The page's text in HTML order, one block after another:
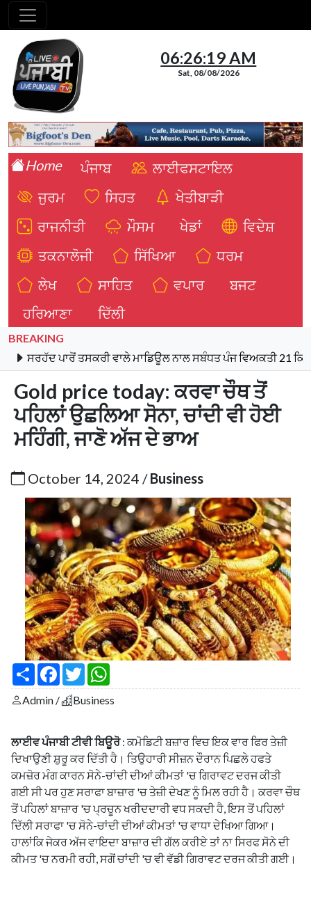
06:26:20 AM
Sat, 08/08/2026
Home ਪੰਜਾਬ
ਲਾਈਫਸਟਾਇਲ
ਜੁਰਮ
ਸਿਹਤ
ਖੇਤੀਬਾੜੀ
ਰਾਜਨੀਤੀ
ਮੌਸਮ ਖੇਡਾਂ
ਵਿਦੇਸ਼
ਤਕਨਾਲੋਜੀ
ਸਿੱਖਿਆ
ਧਰਮ
ਲੇਖ
ਸਾਹਿਤ ਵਪਾਰ
ਬਜਟ
ਹਰਿਆਣਾ
ਦਿੱਲੀ
BREAKING
ਪਾਰੋਂ ਤਸਕਰੀ ਵਾਲੇ ਮਾਡਿਊਲ ਨਾਲ ਸਬੰਧਤ ਪੰਜ ਵਿਅਕਤੀ 21 ਕਿਲੋ
Gold price today: ਕਰਵਾ ਚੌਥ ਤੋਂ
ਪਹਿਲਾਂ ਉਛਲਿਆ ਸੋਨਾ, ਚਾਂਦੀ ਵੀ ਹੋਈ
ਮਹਿੰਗੀ, ਜਾਣੋ ਅੱਜ ਦੇ ਭਾਅ
October 14, 2024 /Business
S
a
r
F
c
e
o
k
T
w
i
t
r
a
t
p
p
Admin / Business
ਲਾਈਵ ਪੰਜਾਬੀ ਟੀਵੀ ਬਿਊਰੋ: ਕਮੋਡਿਟੀ ਬਜ਼ਾਰ ਵਿਚ ਇਕ ਵਾਰ ਫਿਰ ਤੇਜ਼ੀ
ਦਿਖਾਉਣੀ ਸ਼ੁਰੂ ਕਰ ਦਿੱਤੀ ਹੈ। ਤਿਉਹਾਰੀ ਸੀਜ਼ਨ ਦੌਰਾਨ ਪਿਛਲੇ ਹਫਤੇ
ਕਮਜ਼ੋਰ ਮੰਗ ਕਾਰਨ ਸੋਨੇ-ਚਾਂਦੀ ਦੀਆਂ ਕੀਮਤਾਂ 'ਚ ਗਿਰਾਵਟ ਦਰਜ ਕੀਤੀ
ਗਈ ਸੀ ਪਰ ਹੁਣ ਸਰਾਫਾ ਬਾਜ਼ਾਰ 'ਚ ਤੇਜ਼ੀ ਦੇਖਣ ਨੂੰ ਮਿਲ ਰਹੀ ਹੈ। ਕਰਵਾ ਚੌਥ
ਤੋਂ ਪਹਿਲਾਂ ਬਾਜ਼ਾਰ 'ਚ ਪ੍ਰਚੂਨ ਖਰੀਦਦਾਰੀ ਵਧ ਸਕਦੀ ਹੈ, ਇਸ ਤੋਂ ਪਹਿਲਾਂ
ਦਿੱਲੀ ਸਰਾਫਾ 'ਚ ਸੋਨੇ-ਚਾਂਦੀ ਦੀਆਂ ਕੀਮਤਾਂ 'ਚ ਵਾਧਾ ਦੇਖਿਆ ਗਿਆ।
ਹਾਲਾਂਕਿ ਜੇਕਰ ਅੱਜ ਵਾਇਦਾ ਬਾਜ਼ਾਰ ਦੀ ਗੱਲ ਕਰੀਏ ਤਾਂ ਨਾ ਸਿਰਫ ਸੋਨੇ ਦੀ
ਕੀਮਤ 'ਚ ਨਰਮੀ ਰਹੀ, ਸਗੋਂ ਚਾਂਦੀ 'ਚ ਵੀ ਵੱਡੀ ਗਿਰਾਵਟ ਦਰਜ ਕੀਤੀ ਗਈ।